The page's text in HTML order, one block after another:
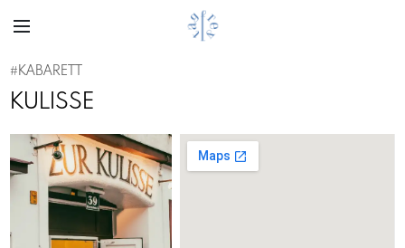
#KABARETT
KULISSE
Next